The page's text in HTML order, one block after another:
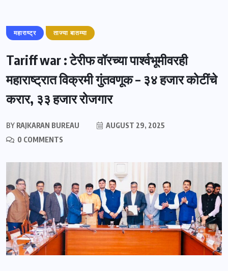
महाराष्ट्र ताज्या बातम्या
Tariff war : टेरीफ वॉरच्या पार्श्वभूमीवरही
महाराष्ट्रात विक्रमी गुंतवणूक – ३४ हजार कोटींचे
करार, ३३ हजार रोजगार
BY RAJKARAN BUREAU
AUGUST 29, 2025
0 COMMENTS